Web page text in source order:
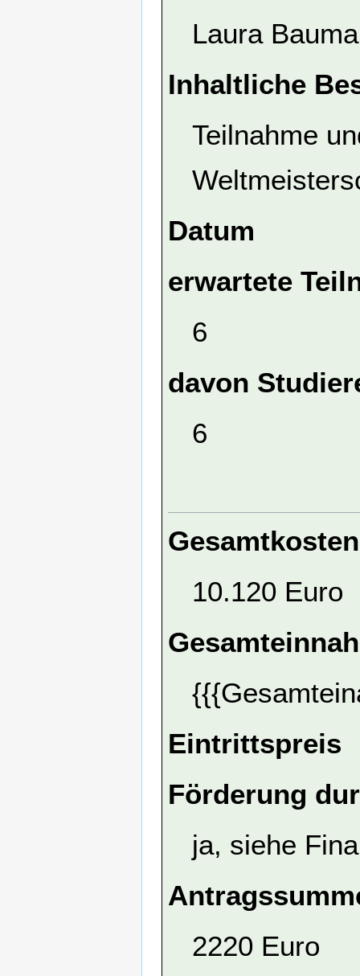
Laura
Inhaltliche
Teilnahme
Datum
erwartete
6
davon
6
Gesamtkosten
10.120 Euro
Eintrittspreis
Förderung
ja, siehe
2220 Euro